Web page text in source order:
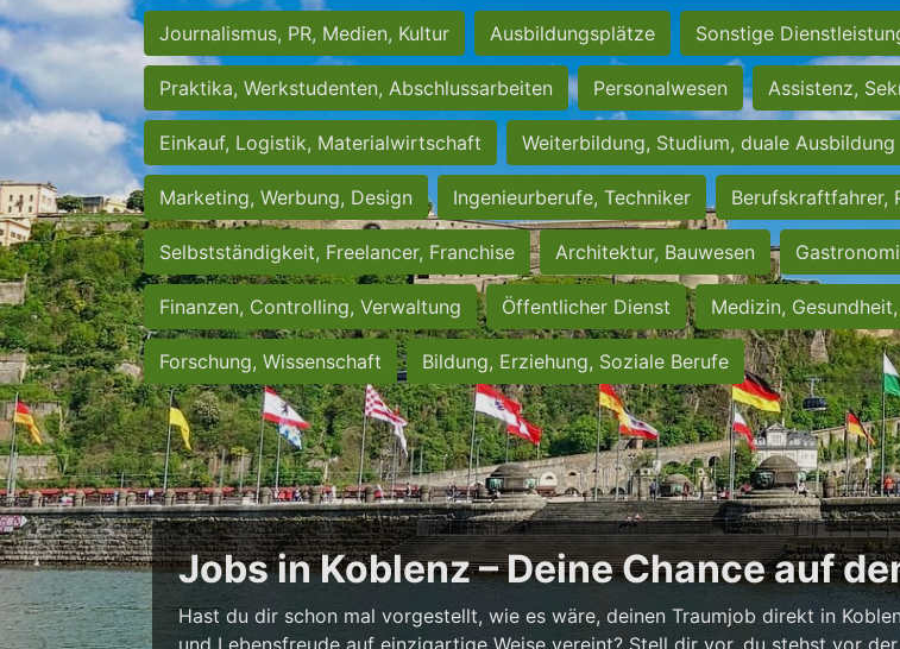
Journalismus, PR, Medien, Kultur Ausbildungsplätze Sonstige
Praktika, Werkstudenten, Abschlussarbeiten Personalwesen Assistenz,
Einkauf, Logistik, Materialwirtschaft Weiterbildung, Studium, duale Ausbildung
Marketing, Werbung, Design Ingenieurberufe, Techniker Berufskraftfahrer,
Selbstständigkeit, Freelancer, Franchise Architektur, Bauwesen
Finanzen, Controlling, Verwaltung Öffentlicher Dienst Medizin,
Forschung, Wissenschaft Bildung, Erziehung, Soziale Berufe
Jobs in Koblenz – Deine Chance auf
Hast du dir schon mal vorgestellt, wie es wäre, deinen Traumjob direkt in